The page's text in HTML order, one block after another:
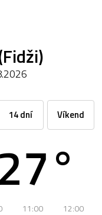
14 dní Víkend
27°
11:00 12:00